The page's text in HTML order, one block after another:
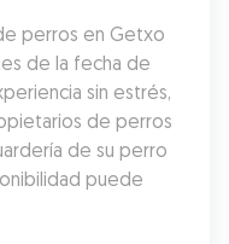
perros en Getxo
de la fecha de
sin estrés,
de perros
de su perro
puede